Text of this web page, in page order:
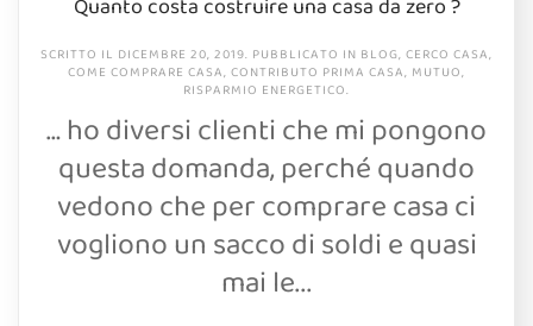
SCRITTO IL DICEMBRE 20, 2019. PUBBLICATO IN BLOG, CERCO CASA,
COME COMPRARE CASA, CONTRIBUTO PRIMA CASA, MUTUO,
RISPARMIO ENERGETICO.
… ho diversi clienti che mi pongono
questa domanda, perché quando
vedono che per comprare casa ci
vogliono un sacco di soldi e quasi
mai le...